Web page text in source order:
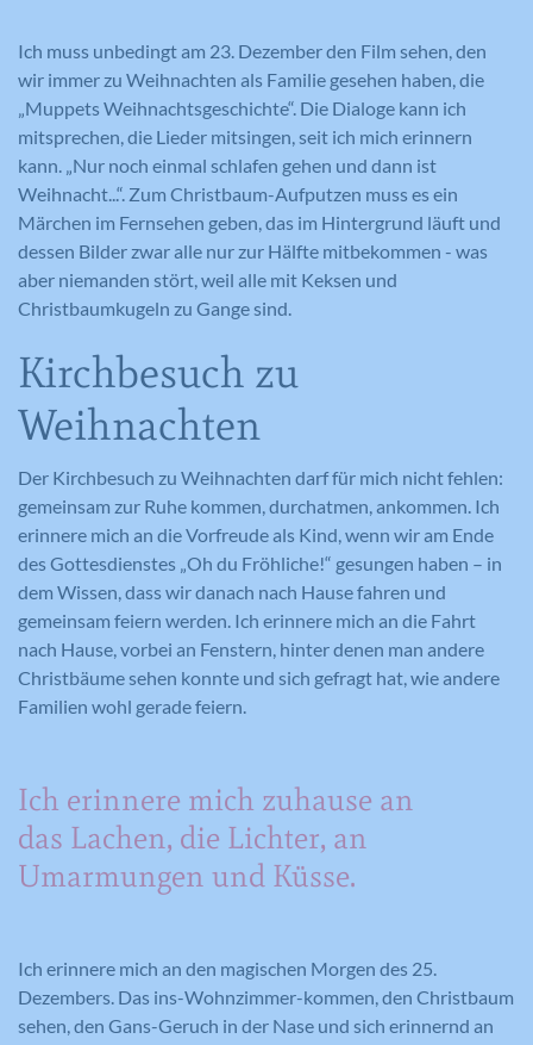
Ich muss unbedingt am 23. Dezember den Film sehen, den
wir immer zu Weihnachten als Familie gesehen haben, die
„Muppets Weihnachtsgeschichte“. Die Dialoge kann ich
mitsprechen, die Lieder mitsingen, seit ich mich erinnern
kann. „Nur noch einmal schlafen gehen und dann ist
Weihnacht...“. Zum Christbaum-Aufputzen muss es ein
Märchen im Fernsehen geben, das im Hintergrund läuft und
dessen Bilder zwar alle nur zur Hälfte mitbekommen - was
aber niemanden stört, weil alle mit Keksen und
Christbaumkugeln zu Gange sind.
Kirchbesuch zu
Weihnachten
Der Kirchbesuch zu Weihnachten darf für mich nicht fehlen:
gemeinsam zur Ruhe kommen, durchatmen, ankommen. Ich
erinnere mich an die Vorfreude als Kind, wenn wir am Ende
des Gottesdienstes „Oh du Fröhliche!“ gesungen haben – in
dem Wissen, dass wir danach nach Hause fahren und
gemeinsam feiern werden. Ich erinnere mich an die Fahrt
nach Hause, vorbei an Fenstern, hinter denen man andere
Christbäume sehen konnte und sich gefragt hat, wie andere
Familien wohl gerade feiern.
Ich erinnere mich zuhause an
das Lachen, die Lichter, an
Umarmungen und Küsse.
Ich erinnere mich an den magischen Morgen des 25.
Dezembers. Das ins-Wohnzimmer-kommen, den Christbaum
sehen, den Gans-Geruch in der Nase und sich erinnernd an